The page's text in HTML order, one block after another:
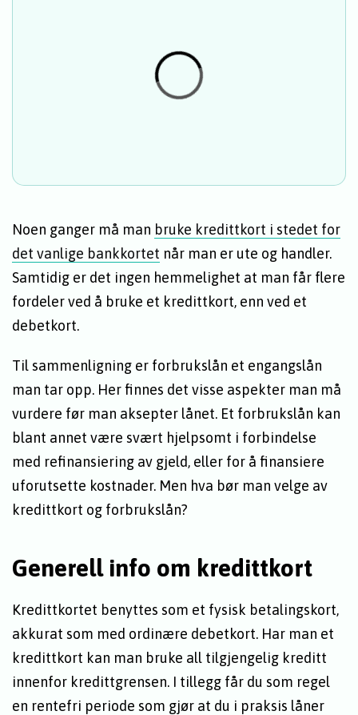
Noen ganger må man bruke kredittkort i stedet for
det vanlige bankkortet når man er ute og handler.
Samtidig er det ingen hemmelighet at man får flere
fordeler ved å bruke et kredittkort, enn ved et
debetkort.
Til sammenligning er forbrukslån et engangslån
man tar opp. Her finnes det visse aspekter man må
vurdere før man aksepter lånet. Et forbrukslån kan
blant annet være svært hjelpsomt i forbindelse
med refinansiering av gjeld, eller for å finansiere
uforutsette kostnader. Men hva bør man velge av
kredittkort og forbrukslån?
Generell info om kredittkort
Kredittkortet benyttes som et fysisk betalingskort,
akkurat som med ordinære debetkort. Har man et
kredittkort kan man bruke all tilgjengelig kreditt
innenfor kredittgrensen. I tillegg får du som regel
en rentefri periode som gjør at du i praksis låner